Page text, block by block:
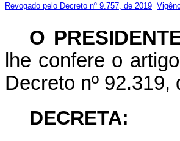
Revogado pelo Decreto nº 9.757, de 2019
O
lhe confere o
Decreto nº
DECRETA: